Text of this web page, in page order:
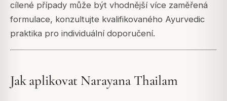
cílené případy může být vhodnější více zaměřená
formulace, konzultujte kvalifikovaného Ayurvedic
praktika pro individuální doporučení.
Jak aplikovat Narayana Thailam